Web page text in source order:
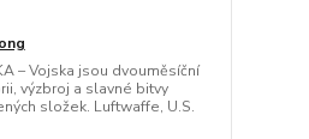
– Vojska jsou dvouměsíční
výzbroj a slavné bitvy
složek. Luftwaffe, U.S.